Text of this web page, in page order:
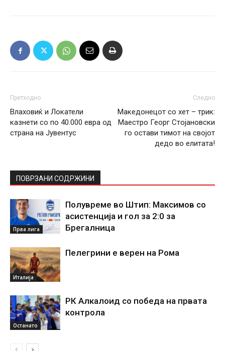
Претходно
Влаховиќ и Локатели
казнети со по 40.000 евра од
страна на Јувентус
Следно
Македонецот со хет – трик:
Маестро Георг Стојановски
го остави тимот на својот
дедо во елитата!
ПОВРЗАНИ СОДРЖИНИ
Прва лига
Полувреме во Штип: Максимов со
асистенција и гол за 2:0 за
Брегалница
Италија
Пелегрини е верен на Рома
Останато
РК Алкалоид со победа на првата
контрола